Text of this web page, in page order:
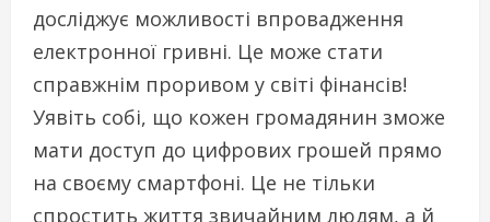
досліджує можливості впровадження
електронної гривні. Це може стати
справжнім проривом у світі фінансів!
Уявіть собі, що кожен громадянин зможе
мати доступ до цифрових грошей прямо
на своєму смартфоні. Це не тільки
спростить життя звичайним людям, а й